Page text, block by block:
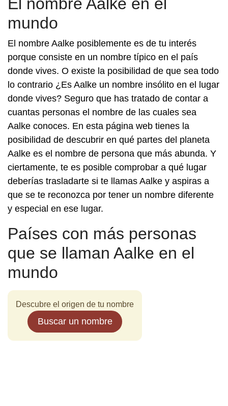
mundo
El nombre Aalke posiblemente es de tu interés
porque consiste en un nombre típico en el país
donde vives. O existe la posibilidad de que sea todo
lo contrario ¿Es Aalke un nombre insólito en el lugar
donde vives? Seguro que has tratado de contar a
cuantas personas el nombre de las cuales sea
Aalke conoces. En esta página web tienes la
posibilidad de descubrir en qué partes del planeta
Aalke es el nombre de persona que más abunda. Y
ciertamente, te es posible comprobar a qué lugar
deberías trasladarte si te llamas Aalke y aspiras a
que se te reconozca por tener un nombre diferente
y especial en ese lugar.
Países con más personas
que se llaman Aalke en el
mundo
Descubre el origen de tu nombre
Buscar un nombre